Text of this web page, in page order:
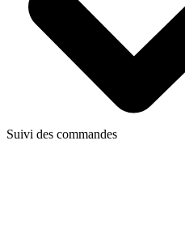
Suivi des commandes